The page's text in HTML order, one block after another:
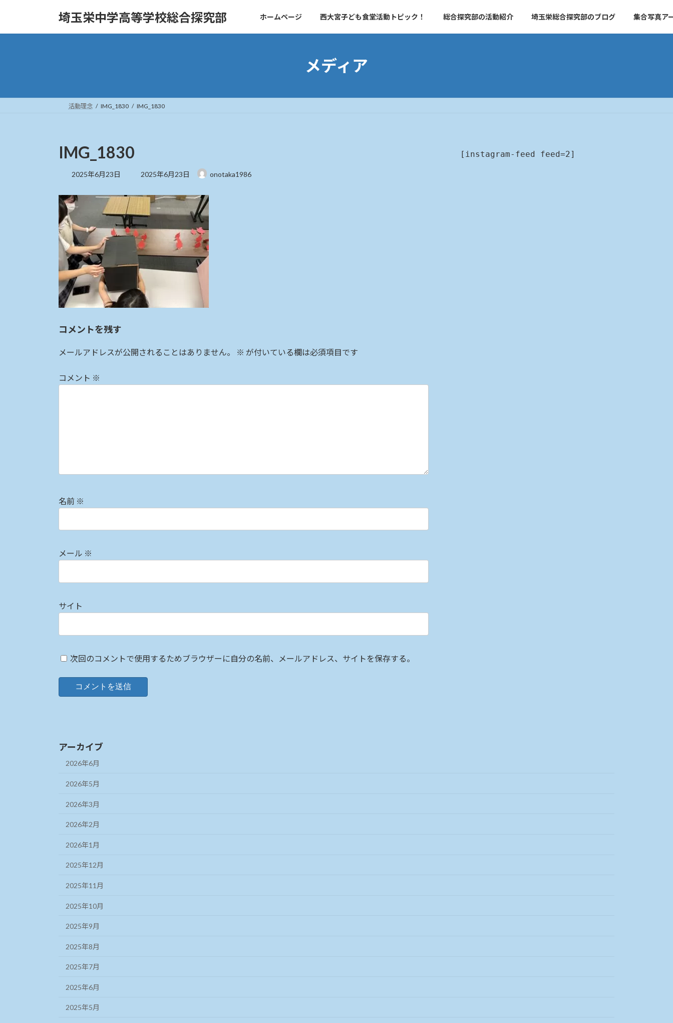
埼玉栄中学高等学校総合探究部 ホームページ 西大宮子ども食堂活動トピック！ 総合探究部の活動紹介 埼玉栄総合探究部のブログ 集合写真ア
メディア
活動理念 IMG_1830 IMG_1830
IMG_1830
2025年6月23日
最
日
:
2025年6月23日 onotaka1986
コメントを残す
メールアドレスが公開されることはありません。 ※ が付いている欄は必須項目です
コメント ※
名前 ※
メール ※
サイト
次回のコメントで使用するためブラウザーに自分の名前、メールアドレス、サイトを保存する。
[instagram-feed feed=2]
アーカイブ
2026年6月
2026年5月
2026年3月
2026年2月
2026年1月
2025年12月
2025年11月
2025年10月
2025年9月
2025年8月
2025年7月
2025年6月
2025年5月